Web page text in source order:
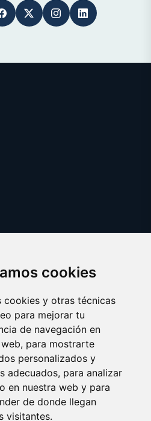
cookies
cookies y otras técnicas
para mejorar tu
de navegación en
para mostrarte
personalizados y
adecuados, para analizar
en nuestra web y para
de donde llegan
visitantes.
preferences
shopping.eus